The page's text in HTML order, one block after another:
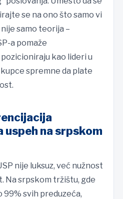
se na ono što samo vi
samo teorija –
a pomaže
kao lideri u
spremne da plate
uspeh na srpskom
nije luksuz, već nužnost
Na srpskom tržištu, gde
99% svih preduzeća,